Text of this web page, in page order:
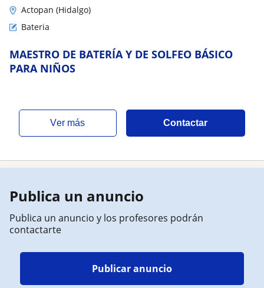
Actopan (Hidalgo)
Bateria
MAESTRO DE BATERÍA Y DE SOLFEO BÁSICO
PARA NIÑOS
ver más Contactar
Publica un anuncio
Publica un anuncio y los profesores podrán
contactarte
Publicar anuncio